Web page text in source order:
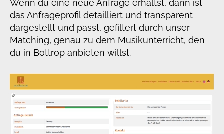
Wenn du eine neue Anfrage erhältst, dann ist
das Anfrageprofil detailliert und transparent
dargestellt und passt, gefiltert durch unser
Matching, genau zu dem Musikunterricht, den
du in Bottrop anbieten willst.